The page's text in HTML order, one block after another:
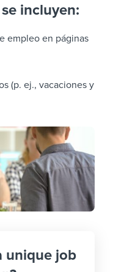
incluyen:
empleo en páginas
(p. ej., vacaciones y
unique job